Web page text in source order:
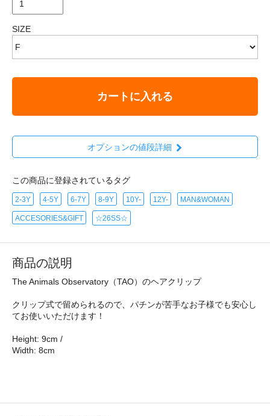
SIZE
カートに入れる
オプションの値段詳細
この商品に登録されているタグ
2-3Y 4-5Y 6-7Y 8-9Y 10Y- 12Y- MAN&WOMAN
ACCESORIES&GIFT ☆26SS☆
商品の説明
The Animals Observatory（TAO）のヘアクリップ
クリップ式で留められるので、パチンが苦手なお子様でも安心し
てお使いいただけます！
Height: 9cm /
Width: 8cm